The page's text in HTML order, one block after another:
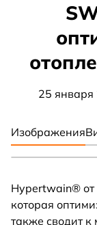
25 января
Изображения
Hypertwain® от
которая
также сводит